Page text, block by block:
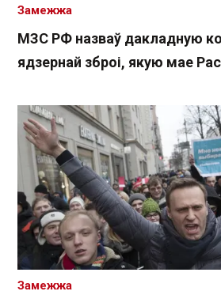
МЗС РФ назваў дакладную
ядзернай зброі, якую мае
Замежжа
Замежжа